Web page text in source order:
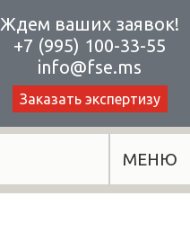
Ждем ваших заявок!
+7 (995) 100-33-55
info@fse.ms
Заказать экспертизу
МЕНЮ